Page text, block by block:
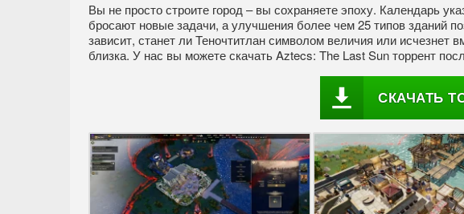
Вы не просто строите город – вы сохраняете эпоху. Календарь
бросают новые задачи, а улучшения более чем 25 типов зданий
зависит, станет ли Теночтитлан символом величия или
близка. У нас вы можете скачать Aztecs: The Last Sun торрент
СКАЧАТЬ